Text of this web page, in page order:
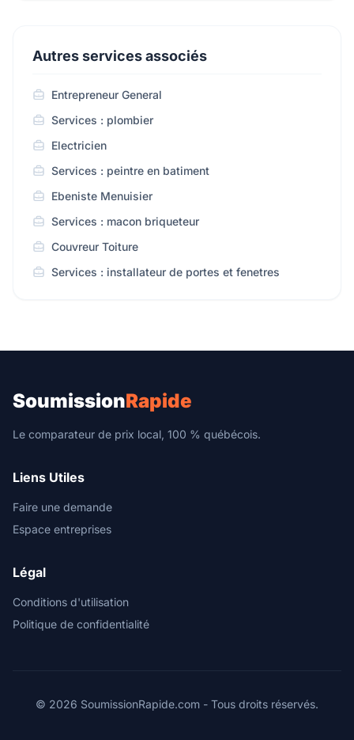
Autres services associés
Entrepreneur General
Services : plombier
Electricien
Services : peintre en batiment
Ebeniste Menuisier
Services : macon briqueteur
Couvreur Toiture
Services : installateur de portes et fenetres
SoumissionRapide
Le comparateur de prix local, 100 % québécois.
Liens Utiles
Faire une demande
Espace entreprises
Légal
Conditions d'utilisation
Politique de confidentialité
© 2026 SoumissionRapide.com - Tous droits réservés.